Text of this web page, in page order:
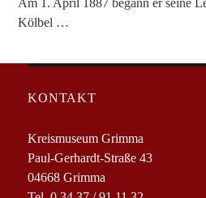
Am 1. April 1887 begann er seine
Kölbel …
KONTAKT
Kreismuseum Grimma
Paul-Gerhardt-Straße 43
04668 Grimma